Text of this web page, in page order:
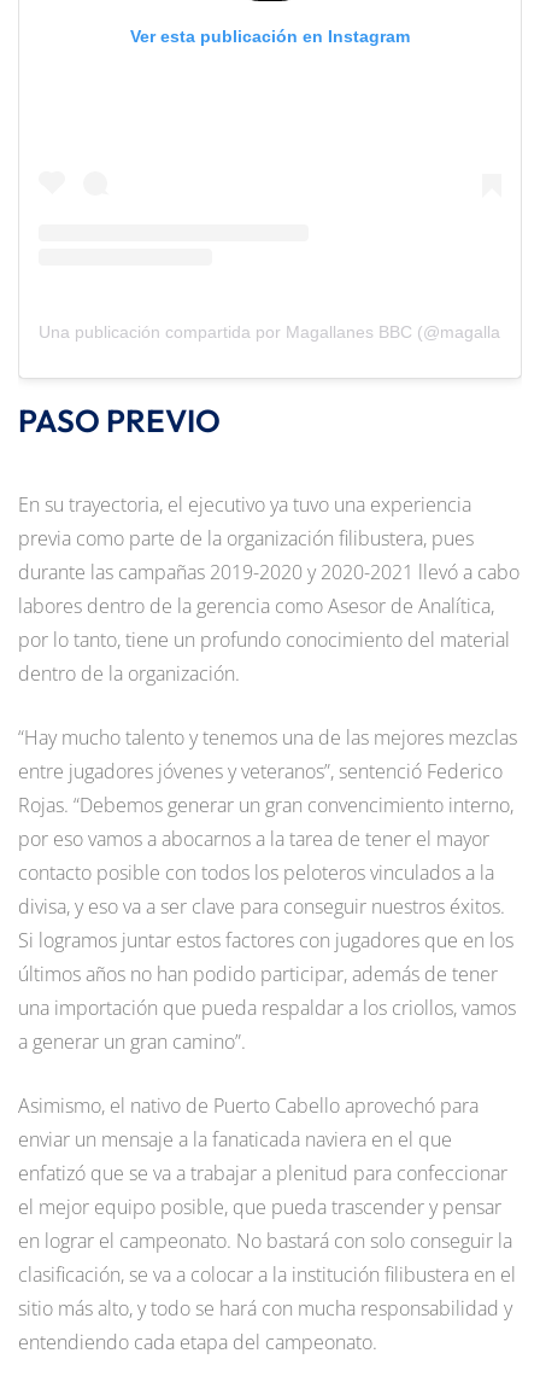
Ver esta publicación en Instagram
Una publicación compartida por Magallanes BBC
PASO PREVIO
En su trayectoria, el ejecutivo ya tuvo una experiencia
previa como parte de la organización filibustera, pues
durante las campañas 2019-2020 y 2020-2021 llevó a cabo
labores dentro de la gerencia como Asesor de Analítica,
por lo tanto, tiene un profundo conocimiento del material
dentro de la organización.
“Hay mucho talento y tenemos una de las mejores mezclas
entre jugadores jóvenes y veteranos”, sentenció Federico
Rojas. “Debemos generar un gran convencimiento interno,
por eso vamos a abocarnos a la tarea de tener el mayor
contacto posible con todos los peloteros vinculados a la
divisa, y eso va a ser clave para conseguir nuestros éxitos.
Si logramos juntar estos factores con jugadores que en los
últimos años no han podido participar, además de tener
una importación que pueda respaldar a los criollos, vamos
a generar un gran camino”.
Asimismo, el nativo de Puerto Cabello aprovechó para
enviar un mensaje a la fanaticada naviera en el que
enfatizó que se va a trabajar a plenitud para confeccionar
el mejor equipo posible, que pueda trascender y pensar
en lograr el campeonato. No bastará con solo conseguir la
clasificación, se va a colocar a la institución filibustera en el
sitio más alto, y todo se hará con mucha responsabilidad y
entendiendo cada etapa del campeonato.